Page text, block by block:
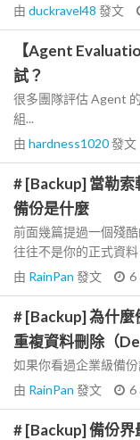
由 duckravel48 發文
【Agent
試？
很多團隊評估 Agent
組...
由 hardness1020發文
# [Backup] 當勒
備份是什麼
前面幾篇提過一個殘
往往不是你的正式資料
由 RainPan 發文 6
# [Backup] 為什麼
重複資料刪除（
如果你看過企業級備
由 RainPan 發文 6
# [Backup] 備份